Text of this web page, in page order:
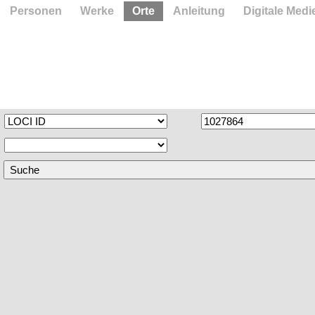
Personen Werke Orte Anleitung Digitale